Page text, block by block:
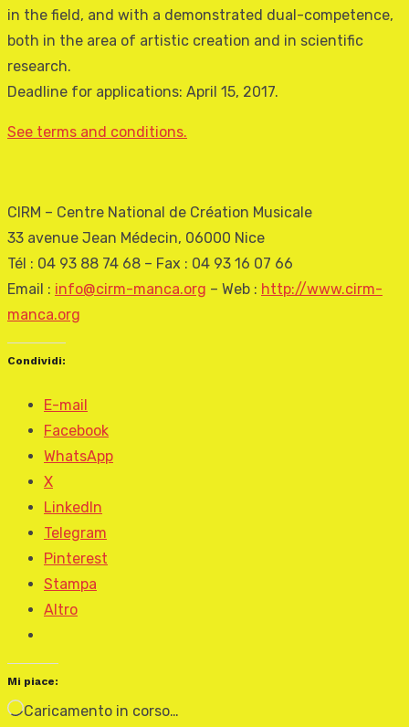
in the field, and with a demonstrated dual-competence,
both in the area of artistic creation and in scientific
research.
Deadline for applications: April 15, 2017.
See terms and conditions.
CIRM – Centre National de Création Musicale
33 avenue Jean Médecin, 06000 Nice
Tél : 04 93 88 74 68 – Fax : 04 93 16 07 66
Email : info@cirm-manca.org – Web : http://www.cirm-
manca.org
Condividi:
E-mail
Facebook
WhatsApp
X
LinkedIn
Telegram
Pinterest
Stampa
Altro
Mi piace:
Caricamento in corso…